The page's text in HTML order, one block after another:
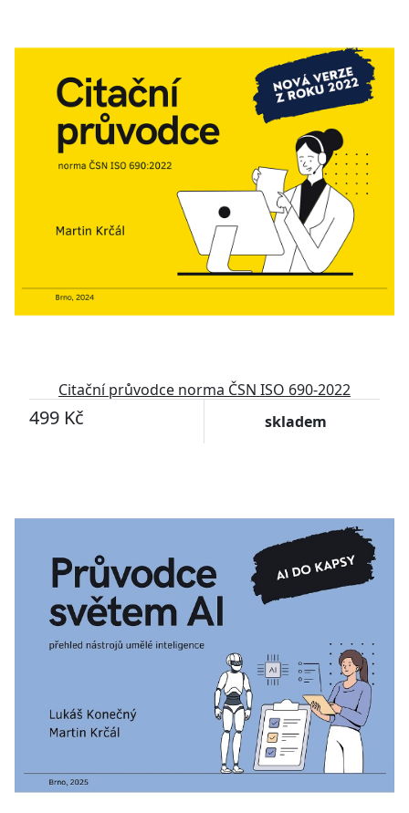
Citační průvodce norma ČSN ISO 690-2022
499 Kč skladem